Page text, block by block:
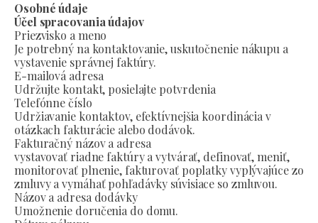
Osobné údaje
Účel spracovania údajov
Priezvisko a meno
Je potrebný na kontaktovanie, uskutočnenie nákupu a
vystavenie správnej faktúry.
E-mailová adresa
Udržujte kontakt, posielajte potvrdenia
Telefónne číslo
Udržiavanie kontaktov, efektívnejšia koordinácia v
otázkach fakturácie alebo dodávok.
Fakturačný názov a adresa
vystavovať riadne faktúry a vytvárať, definovať, meniť,
monitorovať plnenie, fakturovať poplatky vyplývajúce zo
zmluvy a vymáhať pohľadávky súvisiace so zmluvou.
Názov a adresa dodávky
Umožnenie doručenia do domu.